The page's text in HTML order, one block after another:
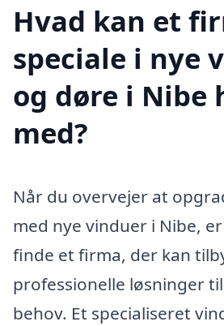
Hvad kan et
speciale i nye
og døre i Nibe
med?
Når du overvejer at
med nye vinduer i Nibe,
finde et firma, der kan
professionelle løsninger
behov. Et specialiseret